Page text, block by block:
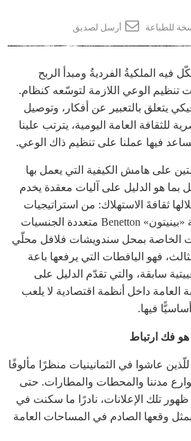
للطباعة أرسل لصديق
فيه الملكيةُ الفرديةُ ومبدأ الربح
تنظيم الوعي اللازمة لتوسّعه كنظام.
يتعلق بالتعبير عن أفكار، وتوصيل
للثقافة العامة اليومية، يترتب علينا
فيها عملنا على تنظيم ذاك الوعي.
على هامش الكيفية التي يعمل بها
بما هو الدليل على آليات معقدة يخدم
ثقافةَ الاستهلاك: من استراتيجيات
الوسم التي تعتمدها شركة «بينيتون» Benetton متعددة الجنسيات
الخاصة بمحل سندويشات فلافل محلّي
فهو اليافطات التي يرفعها باعة
سابقة، والتي تقدّم الدليل على
داخل أنظمة اقتصادية لا يلعب
فيها.
عاشوا في الثمانينيات منظرًا مألوفًا
مدننا والمحطات والمطارات. حتى
ظهور تلك الإعلانات، نادرًا ما سكنت في
وقعها الصادم في المساحات العامة